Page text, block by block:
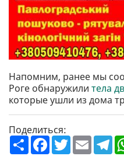
Напомним, ранее мы
Роге обнаружили тела
которые ушли из дома
Поделиться:
П
о
F
a
T
w
E
m
T
e